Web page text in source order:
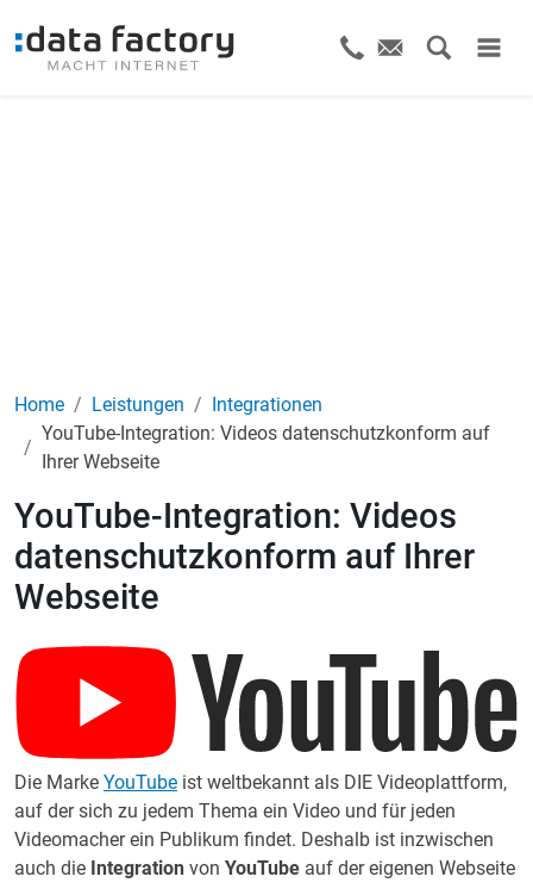
Home Leistungen
Integrationen
YouTube-Integration: Videos datenschutzkonform auf
Ihrer Webseite
YouTube-Integration: Videos
datenschutzkonform auf Ihrer
Webseite
Die Marke YouTube ist weltbekannt als DIE Videoplattform,
auf der sich zu jedem Thema ein Video und für jeden
Videomacher ein Publikum findet. Deshalb ist inzwischen
auch die Integration von YouTube auf der eigenen Webseite